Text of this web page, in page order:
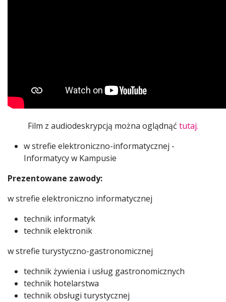
Film z audiodeskrypcją można oglądnąć tutaj.
w strefie elektroniczno-informatycznej -
Informatycy w Kampusie
Prezentowane zawody:
w strefie elektroniczno informatycznej
technik informatyk
technik elektronik
w strefie turystyczno-gastronomicznej
technik żywienia i usług gastronomicznych
technik hotelarstwa
technik obsługi turystycznej